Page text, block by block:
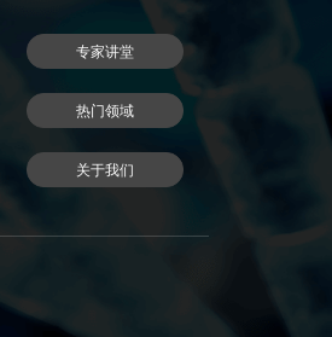
专家讲堂
热门领域
关于我们